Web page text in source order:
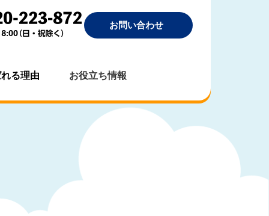
お問い合わせ
る理由 お役立ち情報